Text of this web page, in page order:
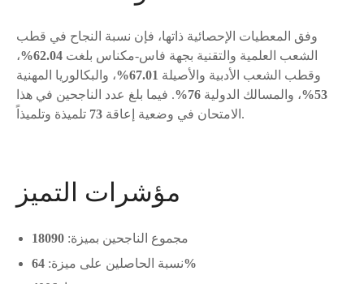
وفق المعطيات الإحصائية ذاتها، فإن نسبة النجاح في قطب
الشعب العلمية والتقنية بجهة فاس-مكناس بلغت 62.04%
،
وقطب الشعب الأدبية والأصيلة 67.01%
، والبكالوريا المهنية
53%
، والمسالك الدولية 76%
. فيما بلغ عدد الناجحين في هذا
الامتحان في وضعية إعاقة 73 تلميذة وتلميذاً.
مؤشرات التميز
مجموع الناجحين بميزة: 18090
نسبة الحاصلين على ميزة:64%